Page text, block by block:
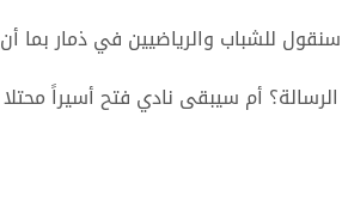
للشباب والرياضيين في ذمار
أم سيبقى نادي فتح أسيراً